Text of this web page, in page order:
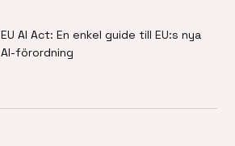
EU AI Act: En enkel guide till EU:s nya
AI-förordning